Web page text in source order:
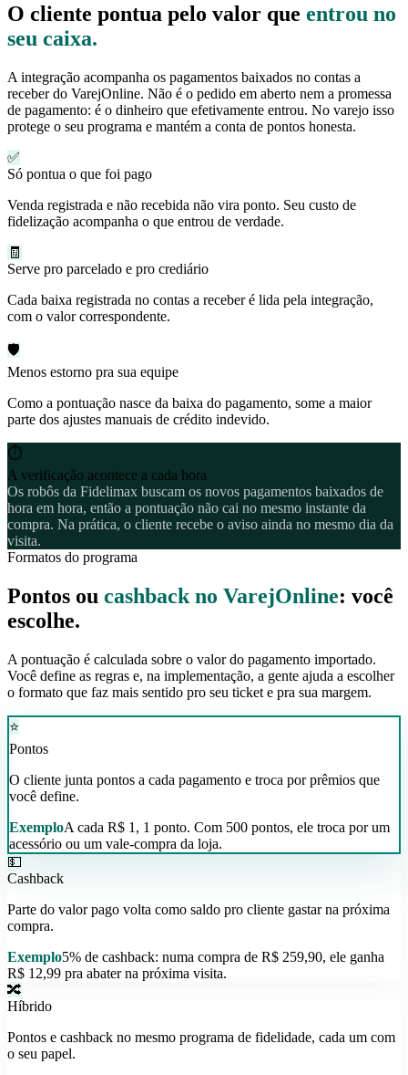
O cliente pontua pelo valor que entrou no
seu caixa.
A integração acompanha os pagamentos baixados no contas a
receber do VarejOnline. Não é o pedido em aberto nem a promessa
de pagamento: é o dinheiro que efetivamente entrou. No varejo isso
protege o seu programa e mantém a conta de pontos honesta.
✅
Só pontua o que foi pago
Venda registrada e não recebida não vira ponto. Seu custo de
fidelização acompanha o que entrou de verdade.
🧾
Serve pro parcelado e pro crediário
Cada baixa registrada no contas a receber é lida pela integração,
com o valor correspondente.
🛡️
Menos estorno pra sua equipe
Como a pontuação nasce da baixa do pagamento, some a maior
parte dos ajustes manuais de crédito indevido.
⏱
A verificação acontece a cada hora
Os robôs da Fidelimax buscam os novos pagamentos baixados de
hora em hora, então a pontuação não cai no mesmo instante da
compra. Na prática, o cliente recebe o aviso ainda no mesmo dia da
visita.
Formatos do programa
Pontos ou cashback no VarejOnline: você
escolhe.
A pontuação é calculada sobre o valor do pagamento importado.
Você define as regras e, na implementação, a gente ajuda a escolher
o formato que faz mais sentido pro seu ticket e pra sua margem.
⭐
Pontos
O cliente junta pontos a cada pagamento e troca por prêmios que
você define.
ExemploA cada R$ 1, 1 ponto. Com 500 pontos, ele troca por um
acessório ou um vale-compra da loja.
💵
Cashback
Parte do valor pago volta como saldo pro cliente gastar na próxima
compra.
Exemplo5% de cashback: numa compra de R$ 259,90, ele ganha
R$ 12,99 pra abater na próxima visita.
🔀
Híbrido
Pontos e cashback no mesmo programa de fidelidade, cada um com
o seu papel.